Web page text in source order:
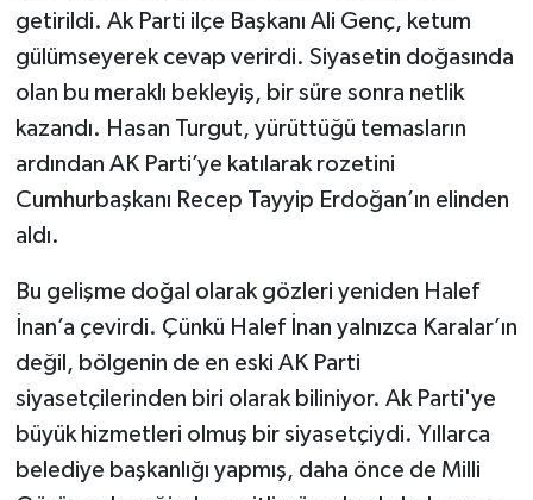
getirildi. Ak Parti ilçe Başkanı Ali Genç, ketum
gülümseyerek cevap verirdi. Siyasetin doğasında
olan bu meraklı bekleyiş, bir süre sonra netlik
kazandı. Hasan Turgut, yürüttüğü temasların
ardından AK Parti’ye katılarak rozetini
Cumhurbaşkanı Recep Tayyip Erdoğan’ın elinden
aldı.
Bu gelişme doğal olarak gözleri yeniden Halef
İnan’a çevirdi. Çünkü Halef İnan yalnızca Karalar’ın
değil, bölgenin de en eski AK Parti
siyasetçilerinden biri olarak biliniyor. Ak Parti'ye
büyük hizmetleri olmuş bir siyasetçiydi. Yıllarca
belediye başkanlığı yapmış, daha önce de Milli